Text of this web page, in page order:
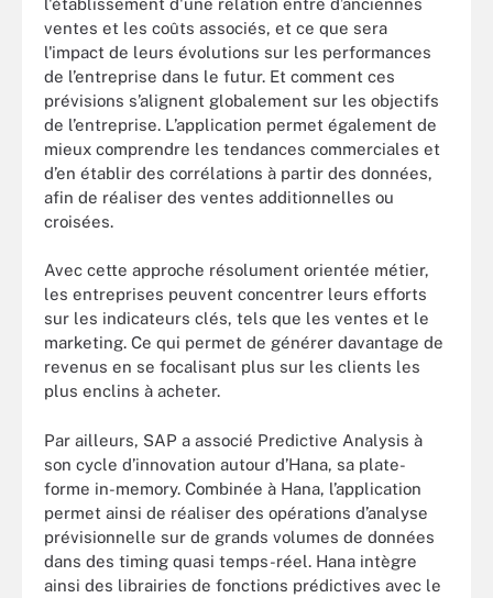
ventes et les coûts associés, et ce que sera
l'impact de leurs évolutions sur les performances
de l’entreprise dans le futur. Et comment ces
prévisions s’alignent globalement sur les objectifs
de l’entreprise. L’application permet également de
mieux comprendre les tendances commerciales et
d’en établir des corrélations à partir des données,
afin de réaliser des ventes additionnelles ou
croisées.
Avec cette approche résolument orientée métier,
les entreprises peuvent concentrer leurs efforts
sur les indicateurs clés, tels que les ventes et le
marketing. Ce qui permet de générer davantage de
revenus en se focalisant plus sur les clients les
plus enclins à acheter.
Par ailleurs, SAP a associé Predictive Analysis à
son cycle d’innovation autour d’Hana, sa plate-
forme in-memory. Combinée à Hana, l’application
permet ainsi de réaliser des opérations d’analyse
prévisionnelle sur de grands volumes de données
dans des timing quasi temps-réel. Hana intègre
ainsi des librairies de fonctions prédictives avec le